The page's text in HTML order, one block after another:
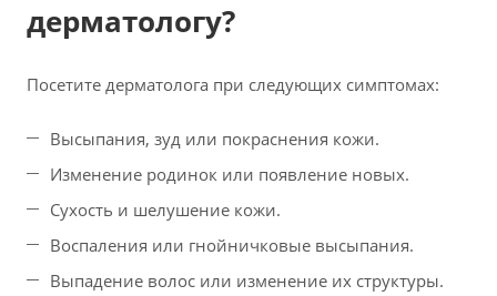
дерматологу?
Посетите дерматолога при следующих симптомах:
Высыпания, зуд или покраснения кожи.
Изменение родинок или появление новых.
Сухость и шелушение кожи.
Воспаления или гнойничковые высыпания.
Выпадение волос или изменение их структуры.